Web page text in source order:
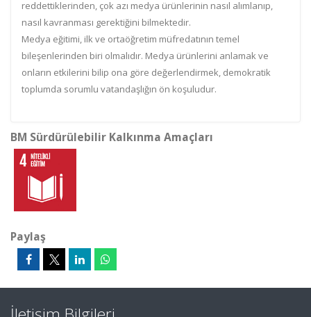
reddettiklerinden, çok azı medya ürünlerinin nasıl alımlanıp,
nasıl kavranması gerektiğini bilmektedir.
Medya eğitimi, ilk ve ortaöğretim müfredatının temel
bileşenlerinden biri olmalıdır. Medya ürünlerini anlamak ve
onların etkilerini bilip ona göre değerlendirmek, demokratik
toplumda sorumlu vatandaşlığın ön koşuludur.
BM Sürdürülebilir Kalkınma Amaçları
Paylaş